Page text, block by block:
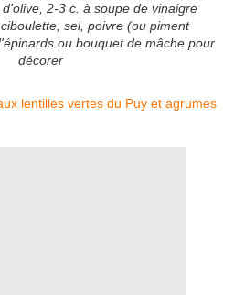
2-3 c. à soupe de vinaigre
sel, poivre (ou piment
ou bouquet de mâche pour
décorer